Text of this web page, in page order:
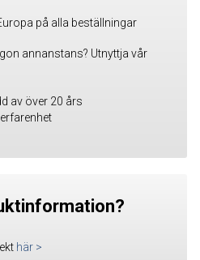
på alla beställningar
annanstans? Utnyttja vår
av över 20 års
här >